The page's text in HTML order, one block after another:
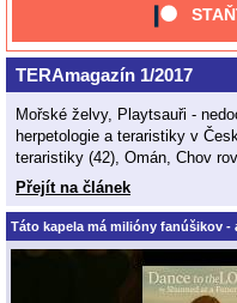
TERAmagazín 1/2017
Mořské želvy, Playtsauři -
herpetologie a teraristiky v
teraristiky (42), Omán, Chov
Přejít na článek
Táto kapela má milióny fanúšikov -